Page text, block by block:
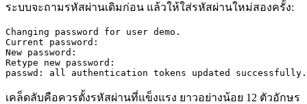
ระบบจะถามรหัสผ่านเดิมก่อน แล้วให้ใส่รหัสผ่านใหม่สองครั้ง:
Changing password for user demo.
Current password:
New password:
Retype new password:
passwd: all authentication tokens updated successfully.
เคล็ดลับคือควรตั้งรหัสผ่านที่แข็งแรง ยาวอย่างน้อย 12 ตัวอักษร